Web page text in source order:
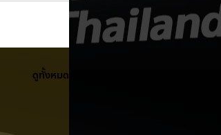
ดูทั้งหมด